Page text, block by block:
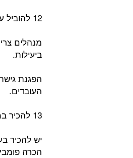
12 להוביל על ידי דוגמה אישית:
מנהלים
ביעילות.
הפגנת
העובדים.
13 להכיר במאמצים:
יש להכיר
הכרה